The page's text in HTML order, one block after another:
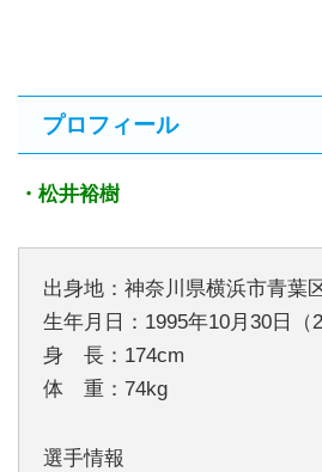
プロフィール
・松井裕樹
出身地：神奈川県横浜市青葉
生年月日：1995年10月30日（
身 長：174cm
体 重：74kg
選手情報